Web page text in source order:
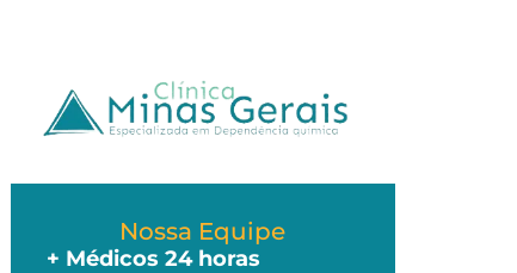
Nossa Equipe
+ Médicos 24 horas